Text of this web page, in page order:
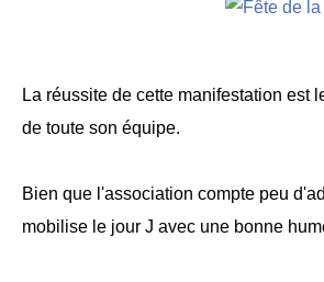
La réussite de cette manifestation est
de toute son équipe.
Bien que l'association compte peu
mobilise le jour J avec une bonne